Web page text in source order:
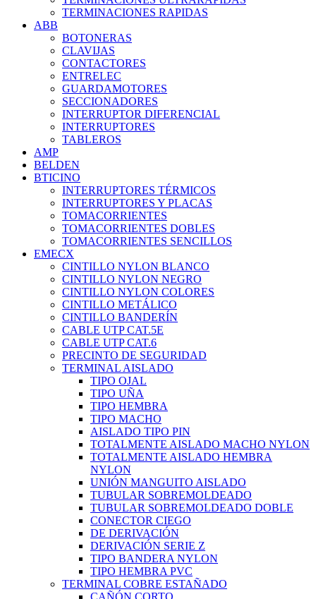
TERMINACIONES RAPIDAS
ABB
BOTONERAS
CLAVIJAS
CONTACTORES
ENTRELEC
GUARDAMOTORES
SECCIONADORES
INTERRUPTOR DIFERENCIAL
INTERRUPTORES
TABLEROS
AMP
BELDEN
BTICINO
INTERRUPTORES TÉRMICOS
INTERRUPTORES Y PLACAS
TOMACORRIENTES
TOMACORRIENTES DOBLES
TOMACORRIENTES SENCILLOS
EMECX
CINTILLO NYLON BLANCO
CINTILLO NYLON NEGRO
CINTILLO NYLON COLORES
CINTILLO METÁLICO
CINTILLO BANDERÍN
CABLE UTP CAT.5E
CABLE UTP CAT.6
PRECINTO DE SEGURIDAD
TERMINAL AISLADO
TIPO OJAL
TIPO UÑA
TIPO HEMBRA
TIPO MACHO
AISLADO TIPO PIN
TOTALMENTE AISLADO MACHO NYLON
TOTALMENTE AISLADO HEMBRA
NYLON
UNIÓN MANGUITO AISLADO
TUBULAR SOBREMOLDEADO
TUBULAR SOBREMOLDEADO DOBLE
CONECTOR CIEGO
DE DERIVACIÓN
DERIVACIÓN SERIE Z
TIPO BANDERA NYLON
TIPO HEMBRA PVC
TERMINAL COBRE ESTAÑADO
CAÑÓN CORTO